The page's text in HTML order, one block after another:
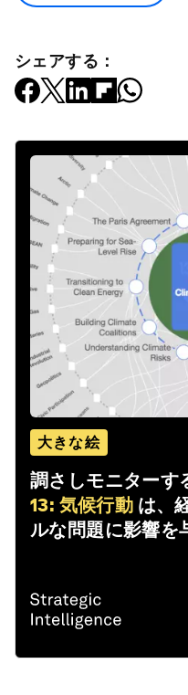
シェアする：
大きな絵
調さしモニターす
13: 気候行動 は、
ルな問題に影響を